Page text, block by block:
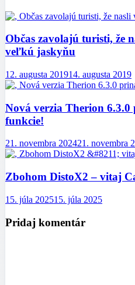
Občas zavolajú turisti, že
veľkú jaskyňu
12. augusta 201914. augusta 2019
Nová verzia Therion 6.3.0
funkcie!
21. novembra 202421. novembra
Zbohom DistoX2 – vitaj
15. júla 202515. júla 2025
Pridaj komentár